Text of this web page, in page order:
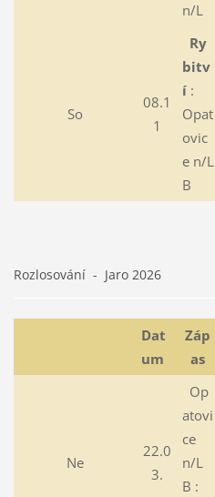
n/L
So
08.1
1
Ry
bitv
í:
Opat
ovic
e n/L
B
Rozlosování - Jaro 2026
Dat
um
Záp
as
Ne
22.0
3.
Op
atovi
ce
n/L
B :